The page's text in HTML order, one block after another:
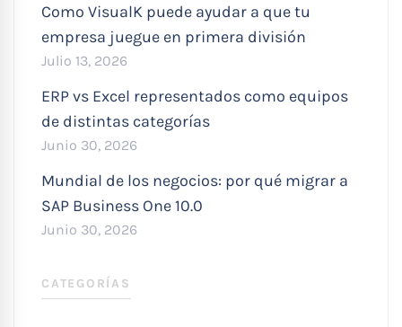
Como VisualK puede ayudar a que tu
empresa juegue en primera división
Julio 13, 2026
ERP vs Excel representados como equipos
de distintas categorías
Junio 30, 2026
Mundial de los negocios: por qué migrar a
SAP Business One 10.0
Junio 30, 2026
CATEGORÍAS